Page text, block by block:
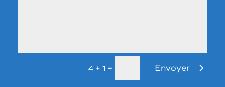
4 + 1 = Envoyer